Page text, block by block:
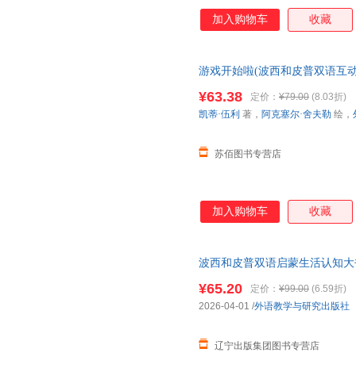
隐藏的惊喜，让每一次游戏都
三种互动玩法，玩出无穷乐趣
0-4岁宝宝设计，通过躲猫猫、
协调能力。 《游戏开始啦》围
间，他们画房子、滑板车、瓢
加入购物车 收藏
游戏开始啦(波西和皮普双语互
¥63.38 定价： ¥79.00 (8.03折)
苏佰图书专营店
凯蒂·伍利 著， 阿克塞尔·舍夫勒 绘，
加入购物车 收藏
波西和皮普双语启蒙生活认知
¥65.20 定价： ¥99.00 (6.59折)
辽宁出版集团图书专营店
2026-04-01 /外语教学与研究出版社